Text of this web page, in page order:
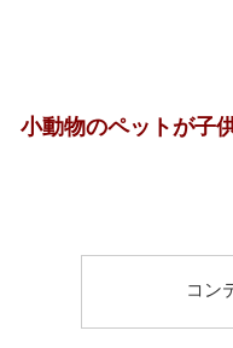
小動物のペットが子
コン